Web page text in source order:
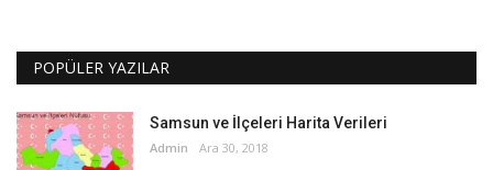
POPÜLER YAZILAR
Samsun ve İlçeleri Harita Verileri
Admin Ara 30, 2018